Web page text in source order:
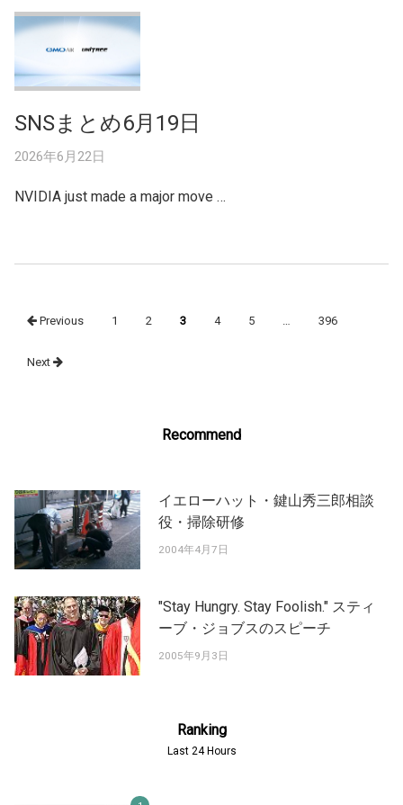
SNSまとめ6月19日
2026年6月22日
NVIDIA just made a major move …
navigation
Previous 1 2 3 4 5 396
Next
Recommend
イエローハット・鍵山秀三郎相談
役・掃除研修
2004年4月7日
"Stay Hungry. Stay Foolish." スティ
ーブ・ジョブスのスピーチ
2005年9月3日
Ranking
Last 24 Hours